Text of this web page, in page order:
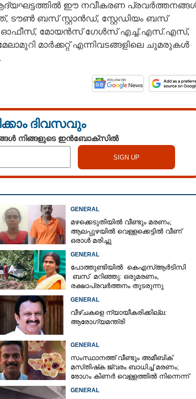
ആദ്യഘട്ടത്തിൽ ഈ നവീകരണ
ടൗൺ ബസ് സ്റ്റാൻഡ്, സ്റ്റേഡിയം ബസ്
ഓഫീസ്, മോയൻസ് ഗേൾസ് എച്ച്.എസ്.എസ്,
മാർക്കറ്റ് എന്നിവടങ്ങളിലെ ചുമരുകൾ
ദിവസവും
നിങ്ങളുടെ ഇൻബോക്സിൽ
GENERAL
മഴക്കെടുതിയിൽ വീണ്ടും മരണം;
ആലപ്പുഴയിൽ വെള്ളക്കെട്ടിൽ വീണ്
ഒരാൾ മരിച്ചു
GENERAL
പോത്തുണ്ടിയിൽ കെഎസ്ആർടിസി
ബസ് മറിഞ്ഞു: ഒരുമരണം,
രക്ഷാപ്രവര്‍ത്തനം തുടരുന്നു
GENERAL
വീഴ്ചകളെ ന്യായീകരിക്കില്ല:
ആരോഗ്യമന്ത്രി
GENERAL
സംസ്ഥാനത്ത് വീണ്ടും അമീബിക്
മസ്‌തിഷ്‌ക ജ്വരം ബാധിച്ച് മരണം;
രോഗം കിണർ വെള്ളത്തിൽ നിന്നെന്ന്
GENERAL